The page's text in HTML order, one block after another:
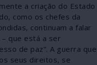
a criação do Estado
como os chefes da
continuam a falar
que está a ser
de paz”. A guerra que
seus direitos, se